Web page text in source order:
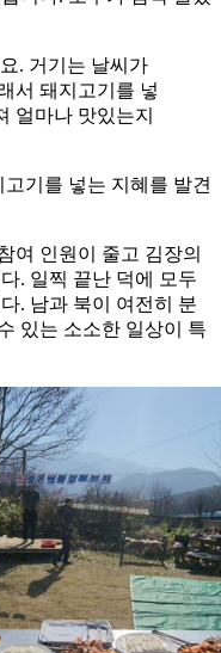
. 거기는 날씨가
서 돼지고기를 넣
얼마나 맛있는지
기를 넣는 지혜를 발견
여 인원이 줄고 김장의
. 일찍 끝난 덕에 모두
. 남과 북이 여전히 분
있는 소소한 일상이 특